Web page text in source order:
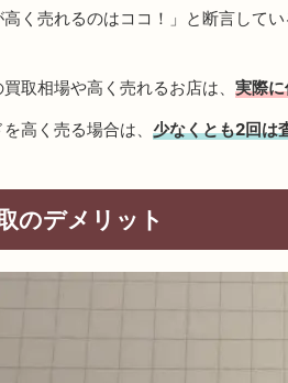
く売れるのはココ！」と断言してい
取相場や高く売れるお店は、 実際
高く売る場合は、 少なくとも2回は
のデメリット